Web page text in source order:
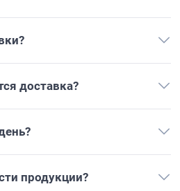
доставка?
продукции?